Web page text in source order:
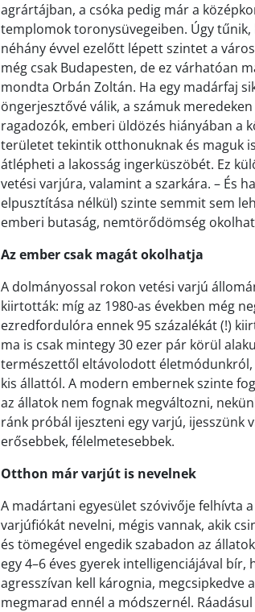
agrártájban, a csóka pedig már a
templomok toronysüvegeiben. Úgy
néhány évvel ezelőtt lépett szintet a
még csak Budapesten, de ez várhatóan
mondta Orbán Zoltán. Ha egy madárfaj
öngerjesztővé válik, a számuk
ragadozók, emberi üldözés hiányában a
területet tekintik otthonuknak és maguk
átlépheti a lakosság ingerküszöbét. Ez
vetési varjúra, valamint a szarkára. – És
elpusztítása nélkül) szinte semmit sem
emberi butaság, nemtörődömség
Az ember csak magát okolhatja
A dolmányossal rokon vetési varjú
kiirtották: míg az 1980-as években még
ezredfordulóra ennek 95 százalékát (!)
ma is csak mintegy 30 ezer pár körül
természettől eltávolodott
kis állattól. A modern embernek szinte
az állatok nem fognak megváltozni,
ránk próbál ijeszteni egy varjú, ijesszünk
erősebbek, félelmetesebbek.
Otthon már varjút is nevelnek
A madártani egyesület szóvivője felhívta
varjúfiókát nevelni, mégis vannak, akik
és tömegével engedik szabadon az
egy 4–6 éves gyerek intelligenciájával
agresszívan kell kárognia, megcsipkedve
megmarad ennél a módszernél.